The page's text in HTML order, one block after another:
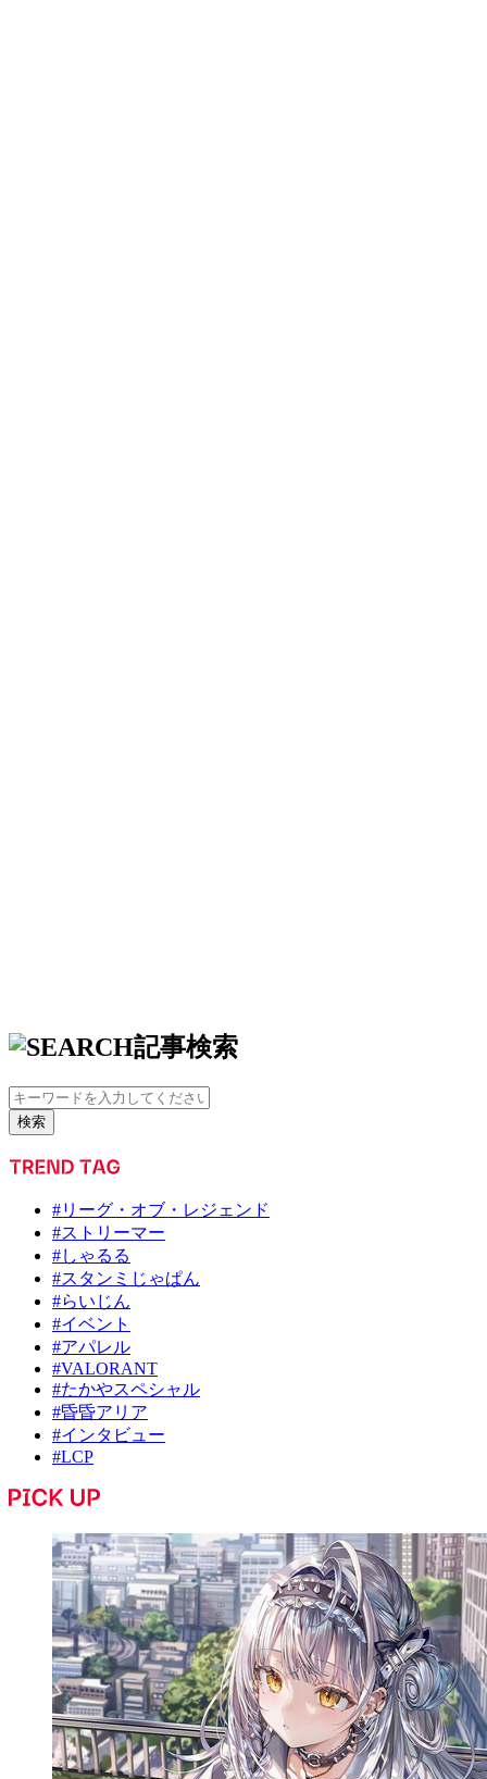
記事検索
検索
#リーグ・オブ・レジェンド
#ストリーマー
#しゃるる
#スタンミじゃぱん
#らいじん
#イベント
#アパレル
#VALORANT
#たかやスペシャル
#昏昏アリア
#インタビュー
#LCP